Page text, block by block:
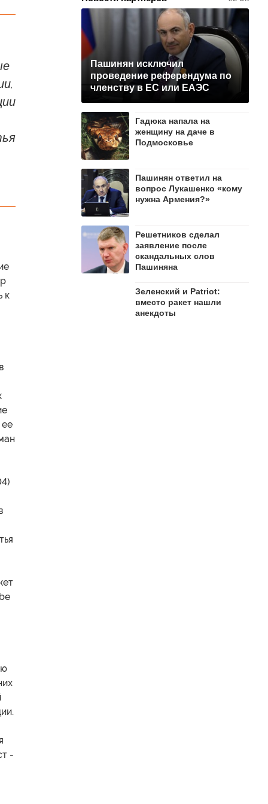
к
-
Пашинян исключил
проведение референдума по
членству в ЕС или ЕАЭС
Гадюка напала на
женщину на даче в
Подмосковье
Пашинян ответил на
вопрос Лукашенко «кому
нужна Армения?»
Решетников cделал
заявление после
скандальных слов
Пашиняна
Зеленский и Patriot:
вместо ракет нашли
анекдоты